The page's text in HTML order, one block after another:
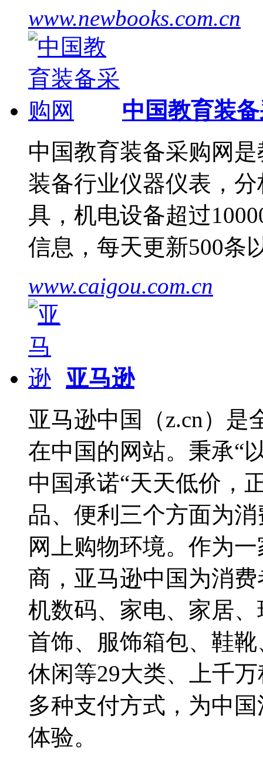
www.newbooks.com.cn
中国教育装
中国教育装备采购网
装备行业仪器仪表，
具，机电设备超过
信息，每天更新500条
www.caigou.com.cn
亚马逊
亚马逊中国（z.cn）是
在中国的网站。秉承“
中国承诺“天天低价，
品、便利三个方面为
网上购物环境。作为
商，亚马逊中国为消
机数码、家电、家居
首饰、服饰箱包、鞋
休闲等29大类、上千
多种支付方式，为中
体验。